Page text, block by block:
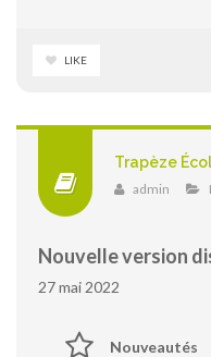
LIKE
Trapèze
admin
Nouvelle version
27 mai 2022
Nouveautés